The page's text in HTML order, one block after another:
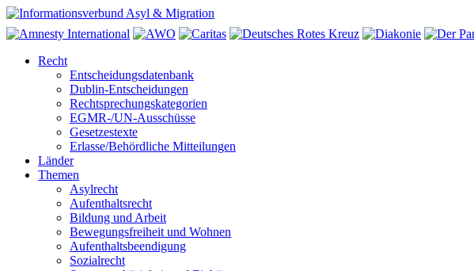
Recht
Entscheidungsdatenbank
Dublin-Entscheidungen
Rechtsprechungskategorien
EGMR-/UN-Ausschüsse
Gesetzestexte
Erlasse/Behördliche Mitteilungen
Länder
Themen
Asylrecht
Aufenthaltsrecht
Bildung und Arbeit
Bewegungsfreiheit und Wohnen
Aufenthaltsbeendigung
Sozialrecht